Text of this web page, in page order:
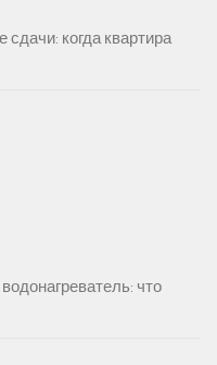
сдачи: когда квартира
что